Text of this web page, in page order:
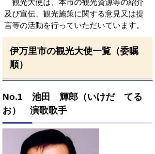
観光大使は、本市の観光資源等の紹介
及び宣伝、観光施策に関する意見又は提
言等の活動を行っていただいています。
伊万里市の観光大使一覧（委嘱
順）
No.1 池田 輝郎（いけだ てる
お） 演歌歌手